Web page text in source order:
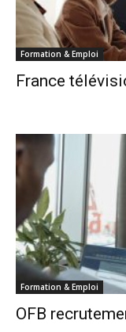
Formation & Emploi
France
Formation & Emploi
OFB